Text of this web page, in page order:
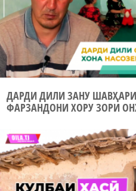
ДАРДИ ДИЛИ ЗАНУ
ФАРЗАНДОНИ ХОРУ ЗОРИ